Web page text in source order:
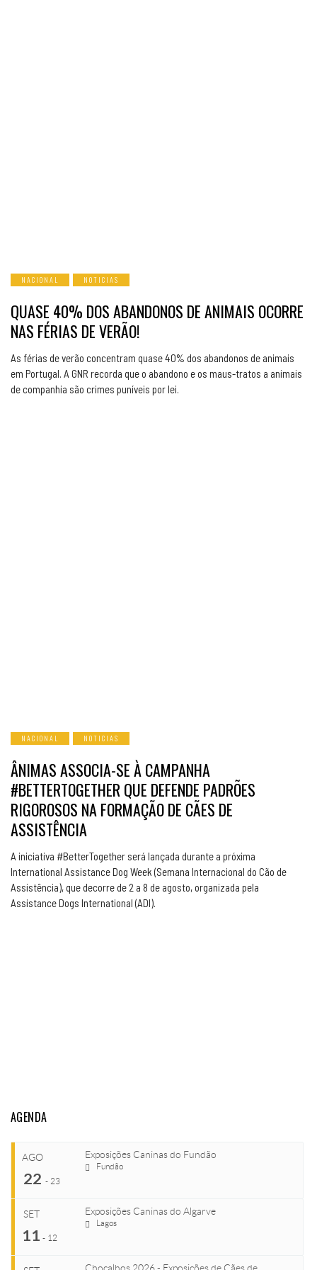
NACIONAL NOTICIAS
QUASE 40% DOS ABANDONOS DE ANIMAIS OCORRE
NAS FÉRIAS DE VERÃO!
As férias de verão concentram quase 40% dos abandonos de animais
em Portugal. A GNR recorda que o abandono e os maus-tratos a animais
de companhia são crimes puníveis por lei.
NACIONAL NOTICIAS
ÂNIMAS ASSOCIA-SE À CAMPANHA
#BETTERTOGETHER QUE DEFENDE PADRÕES
RIGOROSOS NA FORMAÇÃO DE CÃES DE
ASSISTÊNCIA
A iniciativa #BetterTogether será lançada durante a próxima
International Assistance Dog Week (Semana Internacional do Cão de
Assistência), que decorre de 2 a 8 de agosto, organizada pela
Assistance Dogs International (ADI).
AGENDA
AGO
22 - 23
Exposições Caninas do Fundão
Fundão
SET
11 - 12
Exposições Caninas do Algarve
Lagos